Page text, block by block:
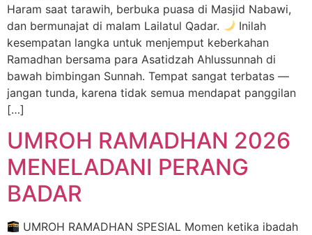
Haram saat tarawih, berbuka puasa di Masjid Nabawi,
dan bermunajat di malam Lailatul Qadar.
Inilah
kesempatan langka untuk menjemput keberkahan
Ramadhan bersama para Asatidzah Ahlussunnah di
bawah bimbingan Sunnah. Tempat sangat terbatas —
jangan tunda, karena tidak semua mendapat panggilan
[…]
UMROH RAMADHAN 2026
MENELADANI PERANG
BADAR
UMROH RAMADHAN SPESIAL Momen ketika ibadah